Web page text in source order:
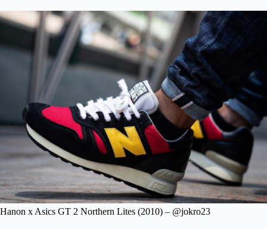
Hanon x Asics GT 2 Northern Lites (2010) – @jokro23